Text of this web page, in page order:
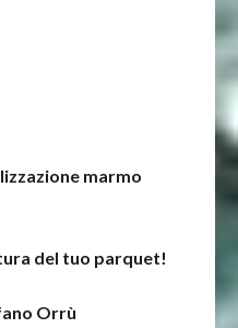
marmo
del tuo parquet!
Orrù